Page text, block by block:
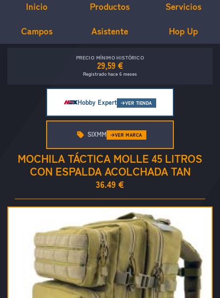
Inicio Productos Servicios
Campos Asistente Hop Up
PRECIO MÍNIMO HISTÓRICO
29,59 €
Registrado hace 6 meses
Hobby Expert VER TIENDA
MOCHILA TÁCTICA MOLLE 45 LITROS
CON ESPALDA ACOLCHADA TAN
36.49 €
SIXMM VER MARCA